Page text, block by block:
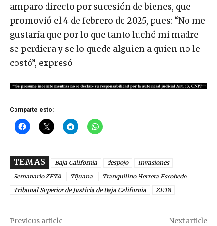
amparo directo por sucesión de bienes, que
promovió el 4 de febrero de 2025, pues: “No me
gustaría que por lo que tanto luchó mi madre
se perdiera y se lo quede alguien a quien no le
costó”, expresó
Comparte esto:
TEMAS Baja California despojo
Invasiones
Semanario ZETA
Tijuana
Tranquilino Herrera Escobedo
Tribunal Superior de Justicia de Baja California
ZETA
Previous article Next article